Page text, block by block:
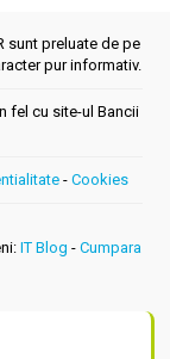
sunt preluate de pe
pur informativ.
fel cu site-ul Bancii
- Cookies
IT Blog - Cumpara